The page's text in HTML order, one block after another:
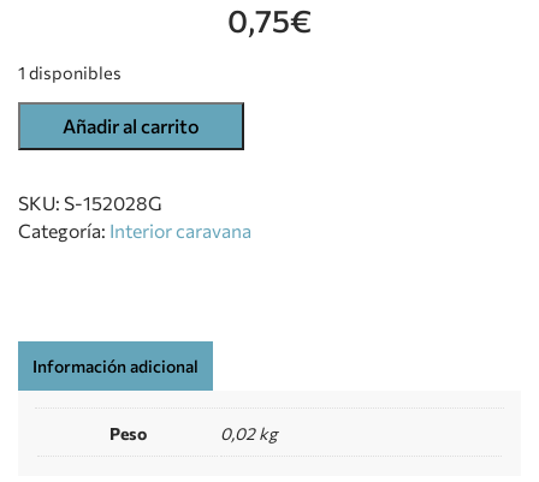
0,75€
1 disponibles
Añadir al carrito
SKU: S-152028G
Categoría: Interior caravana
Información adicional
Peso 0,02 kg